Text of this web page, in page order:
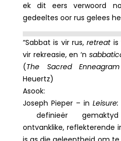
ek dit eers verwoord
gedeeltes oor rus gelees
“Sabbat is vir rus,retreatis
vir rekreasie, en ‘n
(The Sacred
Heuertz)
Asook:
Joseph Pieper – in
definieër
ontvanklike, reflekterende